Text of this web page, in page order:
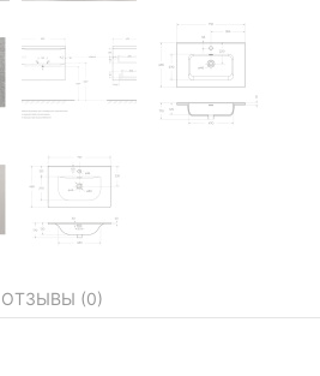
ОТЗЫВЫ (0)